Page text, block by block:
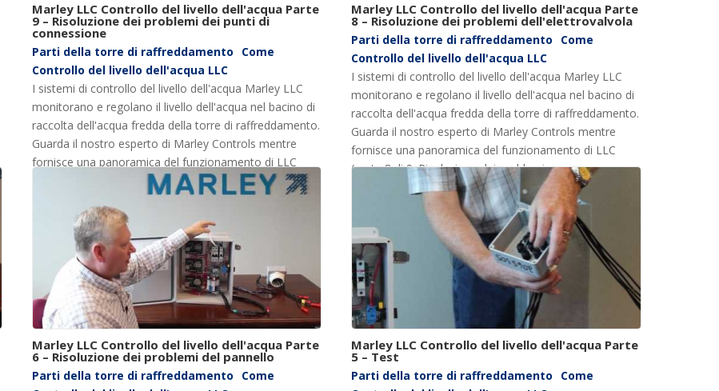
Marley LLC Controllo del livello dell'acqua Parte
9 – Risoluzione dei problemi dei punti di
connessione
Parti della torre di raffreddamento
Come
Controllo del livello dell'acqua LLC
I sistemi di controllo del livello dell'acqua Marley LLC
monitorano e regolano il livello dell'acqua nel bacino di
raccolta dell'acqua fredda della torre di raffreddamento.
Guarda il nostro esperto di Marley Controls mentre
fornisce una panoramica del funzionamento di LLC
(parte 9 di 9: Risoluzione dei problemi dei punti di
Marley LLC Controllo del livello dell'acqua Parte
8 – Risoluzione dei problemi dell'elettrovalvola
Parti della torre di raffreddamento
Come
Controllo del livello dell'acqua LLC
I sistemi di controllo del livello dell'acqua Marley LLC
monitorano e regolano il livello dell'acqua nel bacino di
raccolta dell'acqua fredda della torre di raffreddamento.
Guarda il nostro esperto di Marley Controls mentre
fornisce una panoramica del funzionamento di LLC
(parte 8 di 9: Risoluzione dei problemi
dell'elettrovalvola).
Marley LLC Controllo del livello dell'acqua Parte
6 – Risoluzione dei problemi del pannello
Parti della torre di raffreddamento
Come
Marley LLC Controllo del livello dell'acqua Parte
5 – Test
Parti della torre di raffreddamento
Come